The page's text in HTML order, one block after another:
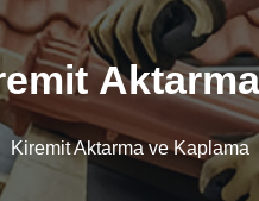
emit Aktarma
Kiremit Aktarma ve Kaplama